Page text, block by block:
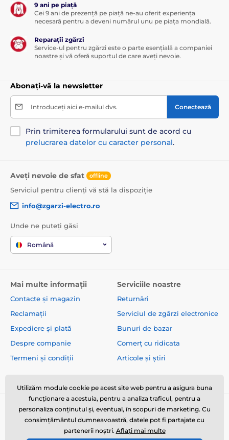
9 ani pe piață
Cei 9 ani de prezență pe piață ne-au oferit experiența
necesară pentru a deveni numărul unu pe piața mondială.
Reparații zgărzi
Service-ul pentru zgărzi este o parte esențială a companiei
noastre și vă oferă suportul de care aveți nevoie.
Abonați-vă la newsletter
Introduceți aici e-mailul dvs. Conectează
Prin trimiterea formularului sunt de acord cu
prelucrarea datelor cu caracter personal.
Aveți nevoie de sfat offline
Serviciul pentru clienți vă stă la dispoziție
info@zgarzi-electro.ro
Unde ne puteți găsi
Română
Mai multe informații
Contacte și magazin
Reclamații
Expediere și plată
Despre companie
Termeni și condiții
Serviciile noastre
Returnări
Serviciul de zgărzi electronice
Bunuri de bazar
Comerț cu ridicata
Articole și știri
Utilizăm module cookie pe acest site web pentru a asigura buna
funcționare a acestuia, pentru a analiza traficul, pentru a
personaliza conținutul și, eventual, în scopuri de marketing. Cu
consimțământul dumneavoastră, datele pot fi partajate cu
partenerii noștri. Aflați mai multe